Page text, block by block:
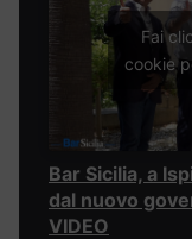
Fai
cookie
Bar Sicilia, a
dal nuovo
VIDEO